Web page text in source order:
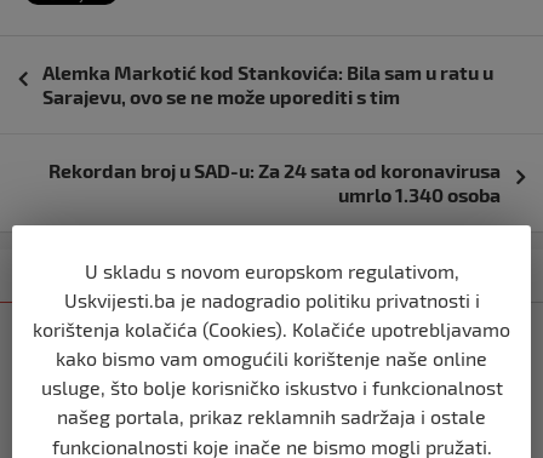
objava
Alemka Markotić kod Stankovića: Bila sam u ratu u
Sarajevu, ovo se ne može uporediti s tim
Rekordan broj u SAD-u: Za 24 sata od koronavirusa
umrlo 1.340 osoba
Kategorija Najnovije Najčitanije
BIHAĆ
Bišćanin Anes Ramić osvojio Mont
Blanc – najviši vrh Alpa (4.810 m)
prije 3 tjedna
U skladu s novom europskom regulativom,
Uskvijesti.ba je nadogradio politiku privatnosti i
korištenja kolačića (Cookies). Kolačiće upotrebljavamo
kako bismo vam omogućili korištenje naše online
usluge, što bolje korisničko iskustvo i funkcionalnost
našeg portala, prikaz reklamnih sadržaja i ostale
funkcionalnosti koje inače ne bismo mogli pružati.